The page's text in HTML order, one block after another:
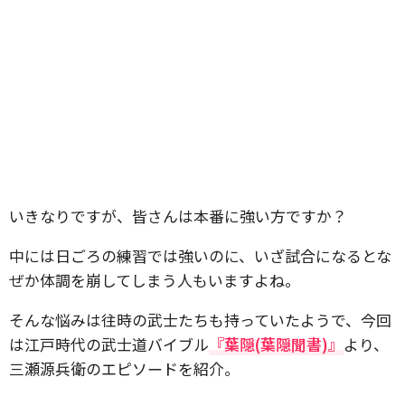
いきなりですが、皆さんは本番に強い方ですか？
中には日ごろの練習では強いのに、いざ試合になるとな
ぜか体調を崩してしまう人もいますよね。
そんな悩みは往時の武士たちも持っていたようで、今回
は江戸時代の武士道バイブル 『葉隠(葉隠聞書)』 より、
三瀬源兵衛のエピソードを紹介。